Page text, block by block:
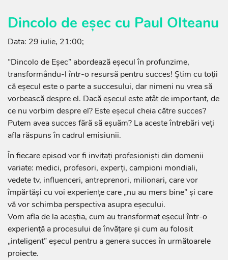
Dincolo de eșec cu Paul Olteanu
Data: 29 iulie, 21:00;
“Dincolo de Eșec” abordează eșecul în profunzime,
transformându-l într-o resursă pentru succes! Știm cu toții
că eșecul este o parte a succesului, dar nimeni nu vrea să
vorbească despre el. Dacă eșecul este atât de important, de
ce nu vorbim despre el? Este eșecul cheia către succes?
Putem avea succes fără să eșuăm? La aceste întrebări veți
afla răspuns în cadrul emisiunii.
În fiecare episod vor fi invitați profesioniști din domenii
variate: medici, profesori, experți, campioni mondiali,
vedete tv, influenceri, antreprenori, milionari, care vor
împărtăși cu voi experiențe care „nu au mers bine” și care
vă vor schimba perspectiva asupra eșecului.
Vom afla de la aceștia, cum au transformat eșecul într-o
experiență a procesului de învățare și cum au folosit
„inteligent” eșecul pentru a genera succes în următoarele
proiecte.